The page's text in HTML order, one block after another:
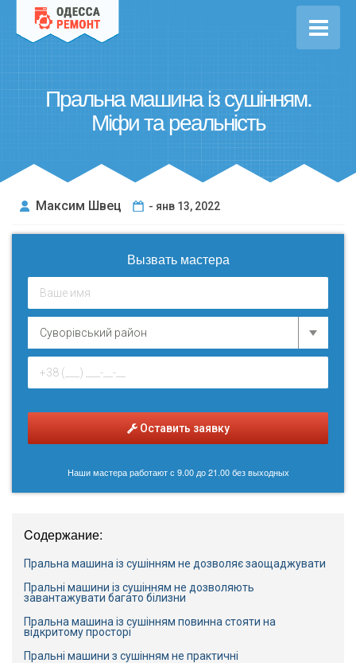
Пральна машина із сушінням.
Міфи та реальність
Максим Швец - янв 13, 2022
Cодержание:
Пральна машина із сушінням не дозволяє заощаджувати
Пральні машини із сушінням не дозволяють
завантажувати багато білизни
Пральна машина із сушінням повинна стояти на
відкритому просторі
Пральні машини з сушінням не практичні
Вызвать мастера
Оставить заявку
Наши мастера работают с 9.00 до 21.00 без выходных